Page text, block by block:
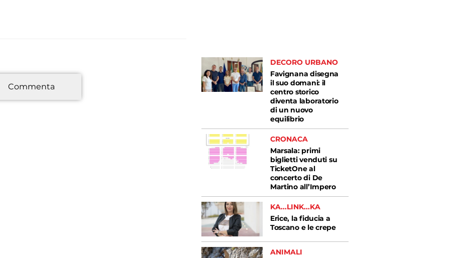
Commenta
DECORO URBANO
Favignana disegna
il suo domani: il
centro storico
diventa laboratorio
di un nuovo
equilibrio
CRONACA
Marsala: primi
biglietti venduti su
TicketOne al
concerto di De
Martino all’Impero
KA...LINK...KA
Erice, la fiducia a
Toscano e le crepe
ANIMALI